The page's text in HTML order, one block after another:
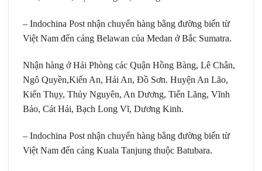
– Indochina Post nhận chuyển hàng bằng đường biển từ
Việt Nam đến cảng Belawan của Medan ở Bắc Sumatra.
Nhận hàng ở Hải Phòng các Quận Hồng Bàng, Lê Chân,
Ngô Quyền,Kiến An, Hải An, Đồ Sơn. Huyện An Lão,
Kiến Thụy, Thủy Nguyên, An Dương, Tiến Lãng, Vĩnh
Bảo, Cát Hải, Bạch Long Vĩ, Dương Kinh.
– Indochina Post nhận chuyển hàng bằng đường biển từ
Việt Nam đến cảng Kuala Tanjung thuộc Batubara.